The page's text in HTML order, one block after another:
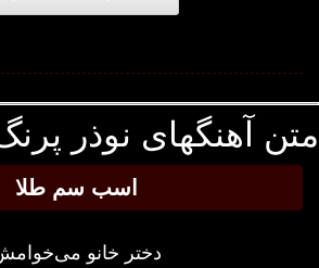
آهنگهای نوذر پرنگ
اسب سم طلا
دختر خانو می‌خوامش